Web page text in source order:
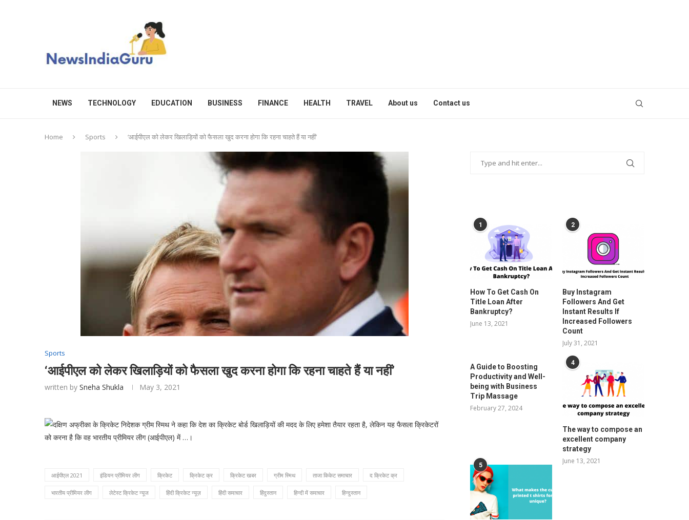
NEWS TECHNOLOGY EDUCATION BUSINESS FINANCE HEALTH TRAVEL About us Contact us
Home Sports ‘आईपीएल को लेकर खिलाड़ियों को फैसला खुद करना होगा कि रहना चाहते हैं या नहीं’
Sports
‘आईपीएल को लेकर खिलाड़ियों को फैसला खुद करना होगा कि रहना चाहते हैं या नहीं’
written by Sneha Shukla May 3, 2021
दक्षिण अफ्रीका के क्रिकेट निदेशक ग्रीम स्मिथ ने कहा कि देश का क्रिकेट बोर्ड खिलाड़ियों की मदद के लिए हमेशा तैयार रहता है, लेकिन यह फैसला क्रिकेटरों
को करना है कि वह भारतीय प्रीमियर लीग (आईपीएल) में …।
आईपीएल 2021 इंडियन प्रीमियर लीग क्रिकेट क्रिकेट क्र क्रिकेट खबर ग्रीम स्मिथ ताजा किकेट समाचार द क्रिकेट क्र
भारतीय प्रीमियर लीग लेटेस्ट क्रिकेट न्यूज हिंदी क्रिकेट न्यूज़ हिंदी समाचार हिंदुस्तान हिन्दी में समाचार हिन्दुस्तान
1
How To Get Cash On
Title Loan After
Bankruptcy?
June 13, 2021
2
Buy Instagram
Followers And Get
Instant Results If
Increased Followers
Count
July 31, 2021
A Guide to Boosting
Productivity and Well-
being with Business
Trip Massage
February 27, 2024
4
The way to compose an
excellent company
strategy
June 13, 2021
5